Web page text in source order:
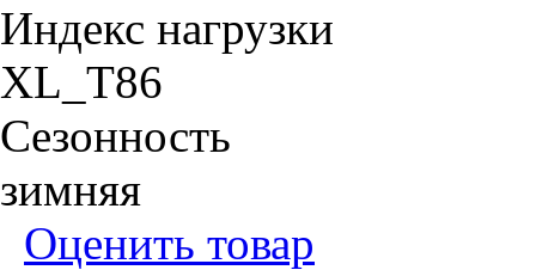
Индекс нагрузки
XL_T86
Сезонность
зимняя
Оценить товар